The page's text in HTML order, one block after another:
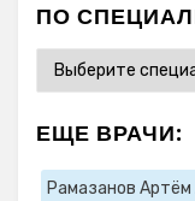
ПО
ЕЩЕ ВРАЧИ:
Рамазанов Артём